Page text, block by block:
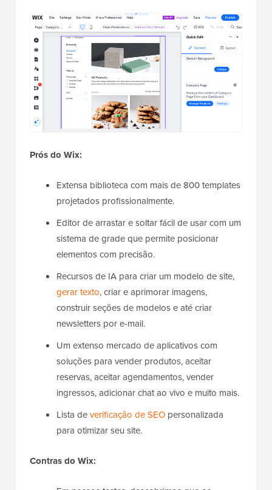
Prós do Wix:
Extensa biblioteca com mais de 800 templates
projetados profissionalmente.
Editor de arrastar e soltar fácil de usar com um
sistema de grade que permite posicionar
elementos com precisão.
Recursos de IA para criar um modelo de site,
gerar texto, criar e aprimorar imagens,
construir seções de modelos e até criar
newsletters por e-mail.
Um extenso mercado de aplicativos com
soluções para vender produtos, aceitar
reservas, aceitar agendamentos, vender
ingressos, adicionar chat ao vivo e muito mais.
Lista deverificação de SEO personalizada
para otimizar seu site.
Contras do Wix: